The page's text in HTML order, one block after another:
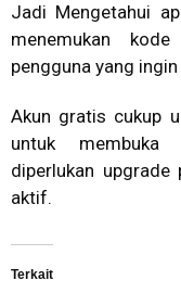
Jadi Mengetahui
menemukan
pengguna yang
Akun gratis cukup
untuk membuka
diperlukan
aktif.
Terkait